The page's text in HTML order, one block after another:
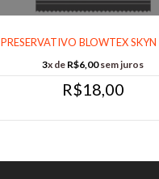
PRESERVATIVO BLOWTEX SKYN
EXTRAFIN......
3x de R$6,00sem juros
R$18,00